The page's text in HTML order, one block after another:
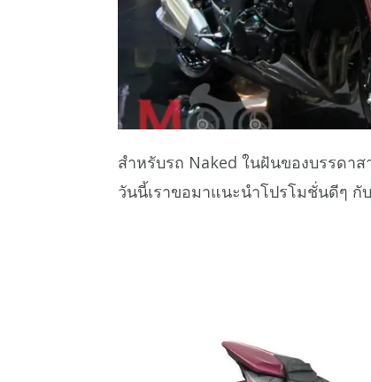
สำหรับรถ Naked ในฝันของบรรดา
วันนี้เราขอมาแนะนำโปรโมชั่นดีๆ กั